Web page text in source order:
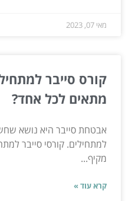
מאי 07, 2023
קורס סייבר
מתאים לכל אחד?
אבטחת סייבר היא נושא
למתחילים. קורסי סייבר
מקיף...
קרא עוד »